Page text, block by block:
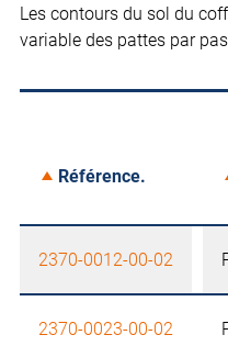
Les contours du sol du
variable des pattes par
Référence.
2370-0012-00-02
2370-0023-00-02